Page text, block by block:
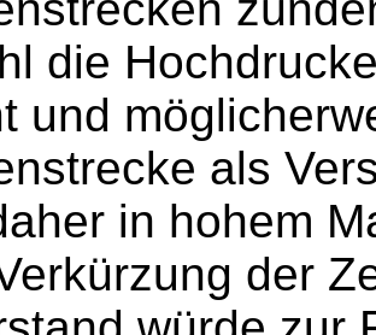
die
und
als
in hohem
der